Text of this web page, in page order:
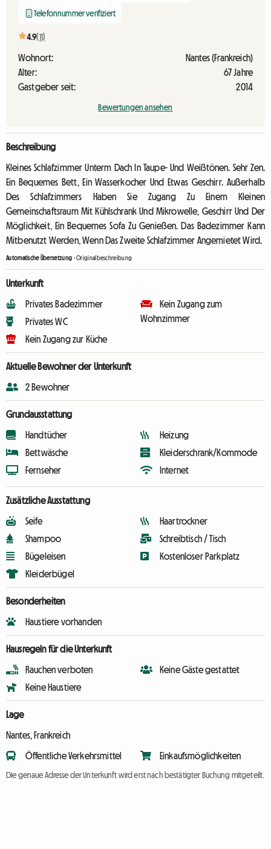
Telefonnummer verifiziert
4.9(11)
Wohnort:
Nantes (Frankreich)
Alter:
67 Jahre
Gastgeber seit:
2014
Bewertungen ansehen
Beschreibung
Kleines Schlafzimmer Unterm Dach In Taupe- Und Weißtönen. Sehr Zen.
Ein Bequemes Bett, Ein Wasserkocher Und Etwas Geschirr. Außerhalb
Des Schlafzimmers Haben Sie Zugang Zu Einem Kleinen
Gemeinschaftsraum Mit Kühlschrank Und Mikrowelle, Geschirr Und Der
Möglichkeit, Ein Bequemes Sofa Zu Genießen. Das Badezimmer Kann
Mitbenutzt Werden, Wenn Das Zweite Schlafzimmer Angemietet Wird.
Automatische Übersetzung -Originalbeschreibung
Unterkunft
Privates Badezimmer
Privates WC
Kein Zugang zur Küche
Kein Zugang zum
Wohnzimmer
Aktuelle Bewohner der Unterkunft
2 Bewohner
Grundausstattung
Handtücher
Bettwäsche
Fernseher
Heizung
Kleiderschrank/Kommode
Internet
Zusätzliche Ausstattung
Seife
Shampoo
Bügeleisen
Kleiderbügel
Haartrockner
Schreibtisch / Tisch
Kostenloser Parkplatz
Besonderheiten
Haustiere vorhanden
Hausregeln für die Unterkunft
Rauchen verboten
Keine Haustiere
Keine Gäste gestattet
Lage
Nantes, Frankreich
Öffentliche Verkehrsmittel Einkaufsmöglichkeiten
Die genaue Adresse der Unterkunft wird erst nach bestätigter Buchung mitgeteilt.